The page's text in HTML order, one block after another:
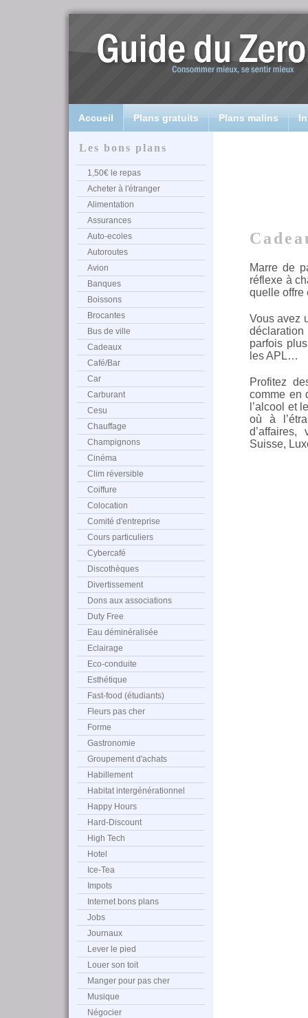
Accueil Plans gratuits Plans malins
Marre de
réflexe à
quelle offre
Vous avez
parfois
les APL…
Profitez
comme en
l’alcool et
où à
Suisse,
Les bons plans
1,50€ le repas
Acheter à l'étranger
Alimentation
Assurances
Auto-ecoles
Autoroutes
Avion
Banques
Boissons
Brocantes
Bus de ville
Cadeaux
Café/Bar
Car
Carburant
Cesu
Chauffage
Champignons
Cinéma
Clim réversible
Coiffure
Colocation
Comité d'entreprise
Cours particuliers
Cybercafé
Discothèques
Divertissement
Dons aux associations
Duty Free
Eau déminéralisée
Eclairage
Eco-conduite
Esthétique
Fast-food (étudiants)
Fleurs pas cher
Forme
Gastronomie
Groupement d'achats
Habillement
Habitat intergénérationnel
Happy Hours
Hard-Discount
High Tech
Hotel
Ice-Tea
Impots
Internet bons plans
Jobs
Journaux
Lever le pied
Louer son toit
Manger pour pas cher
Musique
Négocier